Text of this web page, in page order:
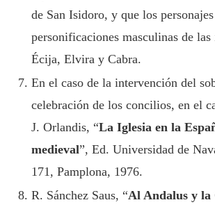
de San Isidoro, y que los
personificaciones masculinas de las
Écija, Elvira y Cabra.
En el caso de la intervención del
celebración de los concilios, en el
J. Orlandis, “La Iglesia en la
medieval”, Ed. Universidad de
171, Pamplona, 1976.
R. Sánchez Saus, “Al Andalus y la